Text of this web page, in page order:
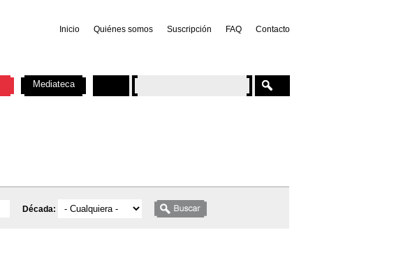
Inicio Quiénes somos Suscripción FAQ Contacto
Década:
Mediateca